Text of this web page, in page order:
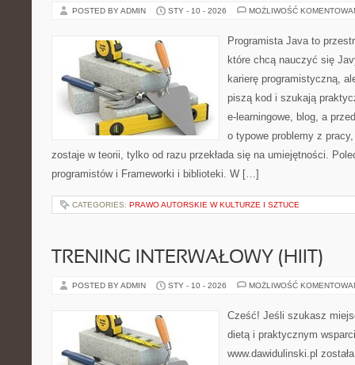
POSTED BY ADMIN STY - 10 - 2026 MOŻLIWOŚĆ
Programista Java to
które chcą nauczyć się
karierę programistyczną,
piszą kod i szukają
e-learningowe, blog, a
o typowe problemy z
zostaje w teorii, tylko od razu przekłada się na umiejętności.
programistów i Frameworki i biblioteki. W […]
CATEGORIES: PRAWO AUTORSKIE W KULTURZE I SZTUCE
TRENING INTERWAŁOWY (HIIT)
POSTED BY ADMIN STY - 10 - 2026 MOŻLIWOŚĆ
Cześć! Jeśli szukasz
dietą i praktycznym
www.dawidulinski.pl